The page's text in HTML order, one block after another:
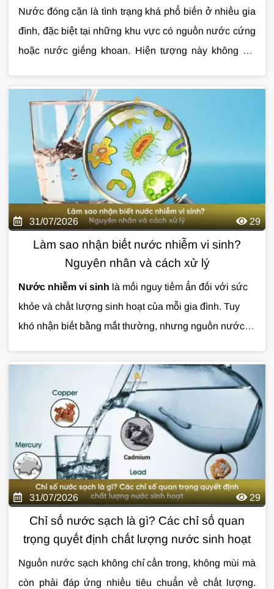
Nước đóng cặn là tình trạng khá phổ biến ở nhiều gia
đình, đặc biệt tại những khu vực có nguồn nước cứng
hoặc nước giếng khoan. Hiện tượng này không chỉ
thọ đường ống, bình nóng lạnh và chất lượng sinh
hoạt hằng ngày. Nếu không được xử lý đúng cách,
nước đóng cặn có thể khiến bạn tốn nhiều chi phí sửa
chữa về lâu dài. Cùng Giải Pháp Nước tìm hiểu chi tiết
qua bài viết dưới đây.
31/07/2026 29
Làm sao nhận biết nước nhiễm vi sinh?
Nguyên nhân và cách xử lý
Nước nhiễm vi sinh là mối nguy tiềm ẩn đối với sức
khỏe và chất lượng sinh hoạt của mỗi gia đình. Tuy
khó nhận biết bằng mắt thường, nhưng nguồn nước ô
lý kịp thời.Cùng Giải Pháp Nước tìm hiểu chi tiết về
nguyên nhân, dấu hiệu nhận biết và giải pháp xử lý
nước nhiễm vi sinh hiệu quả qua bài viết dưới đây.
31/07/2026 29
Chỉ số nước sạch là gì? Các chỉ số quan
trọng quyết định chất lượng nước sinh hoạt
Nguồn nước sạch không chỉ cần trong, không mùi mà
còn phải đáp ứng nhiều tiêu chuẩn về chất lượng.